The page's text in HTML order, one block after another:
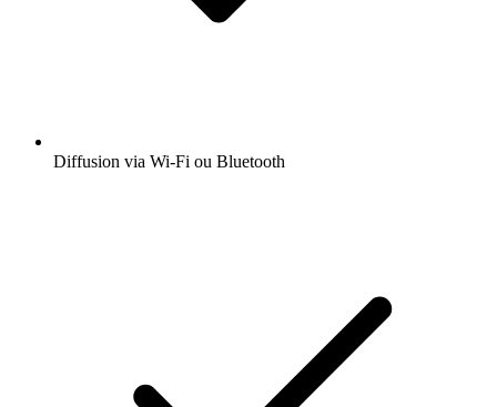
Diffusion via Wi-Fi ou Bluetooth